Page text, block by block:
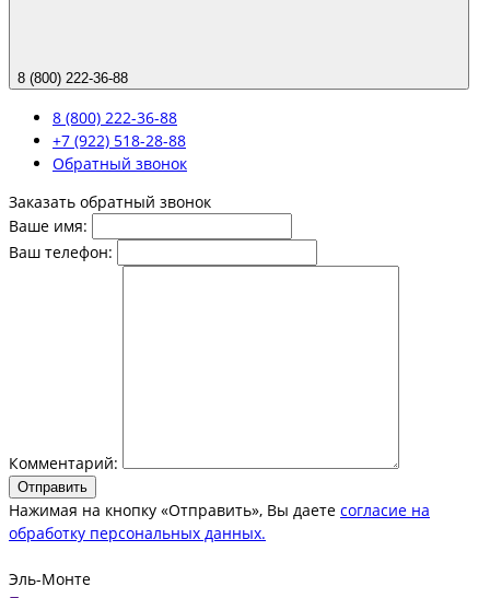
8 (800) 222-36-88
8 (800) 222-36-88
+7 (922) 518-28-88
Обратный звонок
Заказать обратный звонок
Ваше имя:
Ваш телефон:
Комментарий:
Отправить
Нажимая на кнопку «Отправить», Вы даете согласие на
обработку персональных данных.
Эль-Монте